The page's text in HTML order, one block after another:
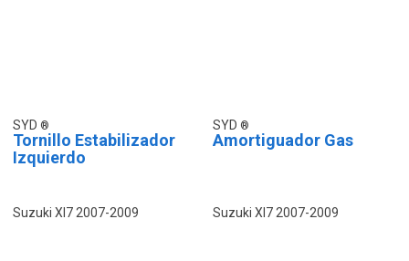
SYD
Tornillo Estabilizador
Izquierdo
Suzuki Xl7 2007-2009
SYD
Amortiguador Gas
Suzuki Xl7 2007-2009